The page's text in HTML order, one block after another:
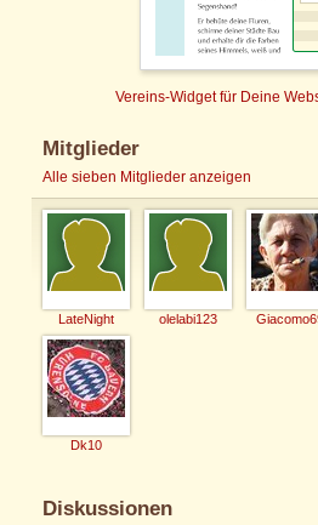
Vereins-Widget für Deine
Mitglieder
Alle sieben Mitglieder anzeigen
LateNight olelabi123
Dk10
Diskussionen